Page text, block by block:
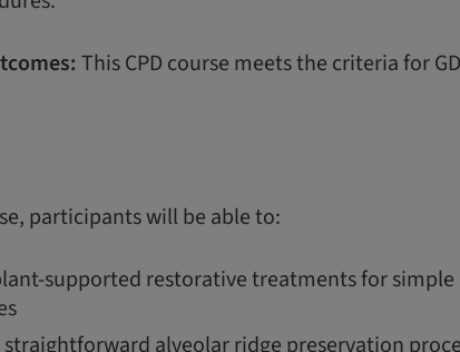
This CPD course meets the criteria for
participants will be able to:
supported restorative treatments for simple
alveolar ridge preservation